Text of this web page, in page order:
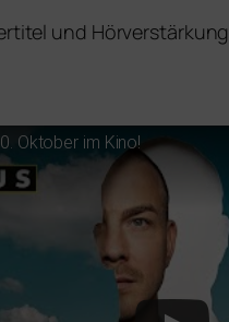
und
Oktober im Kino!